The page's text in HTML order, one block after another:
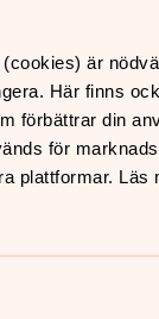
är
Här finns
förbättrar din
för
plattformar. Läs